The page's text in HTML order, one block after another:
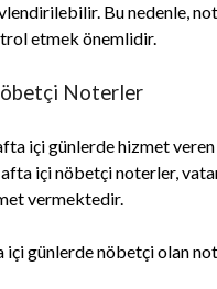
Bu nedenle,
etmek önemlidir.
Noterler
içi günlerde hizmet
içi nöbetçi noterler,
vermektedir.
içi günlerde nöbetçi olan